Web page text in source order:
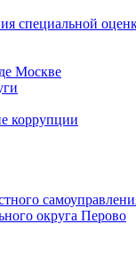
специальной
Москве
коррупции
округа Перово